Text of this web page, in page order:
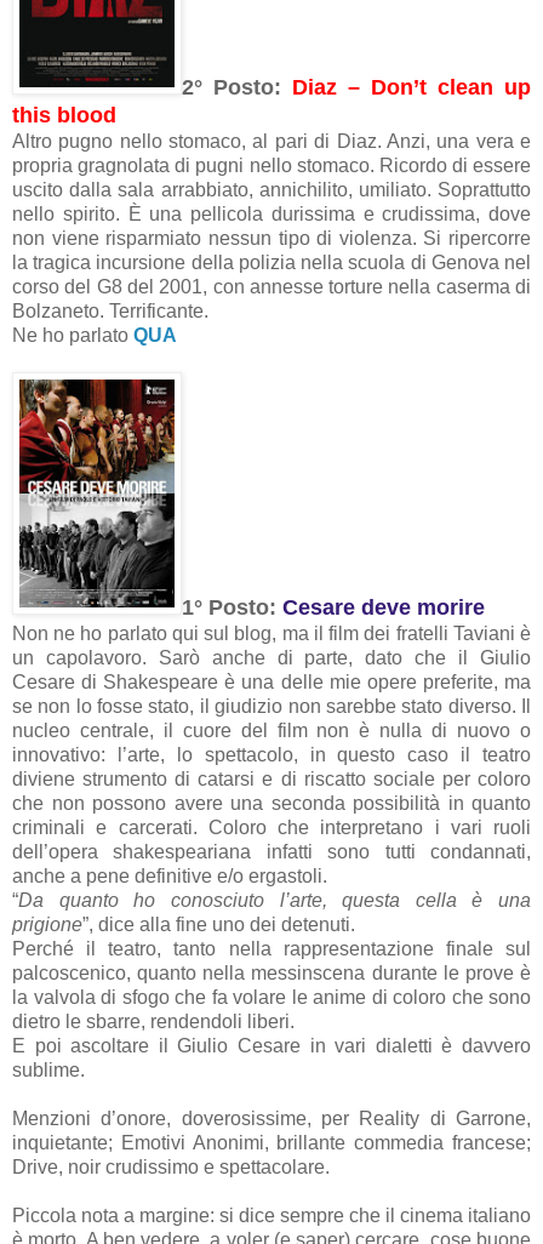
2° Posto: Diaz – Don’t clean up
this blood
Altro pugno nello stomaco, al pari di Diaz. Anzi, una vera e
propria gragnolata di pugni nello stomaco. Ricordo di essere
uscito dalla sala arrabbiato, annichilito, umiliato. Soprattutto
nello spirito. È una pellicola durissima e crudissima, dove
non viene risparmiato nessun tipo di violenza. Si ripercorre
la tragica incursione della polizia nella scuola di Genova nel
corso del G8 del 2001, con annesse torture nella caserma di
Bolzaneto. Terrificante.
Ne ho parlato QUA
1° Posto: Cesare deve morire
Non ne ho parlato qui sul blog, ma il film dei fratelli Taviani è
un capolavoro. Sarò anche di parte, dato che il Giulio
Cesare di Shakespeare è una delle mie opere preferite, ma
se non lo fosse stato, il giudizio non sarebbe stato diverso. Il
nucleo centrale, il cuore del film non è nulla di nuovo o
innovativo: l’arte, lo spettacolo, in questo caso il teatro
diviene strumento di catarsi e di riscatto sociale per coloro
che non possono avere una seconda possibilità in quanto
criminali e carcerati. Coloro che interpretano i vari ruoli
dell’opera shakespeariana infatti sono tutti condannati,
anche a pene definitive e/o ergastoli.
“Da quanto ho conosciuto l’arte, questa cella è una
prigione”, dice alla fine uno dei detenuti.
Perché il teatro, tanto nella rappresentazione finale sul
palcoscenico, quanto nella messinscena durante le prove è
la valvola di sfogo che fa volare le anime di coloro che sono
dietro le sbarre, rendendoli liberi.
E poi ascoltare il Giulio Cesare in vari dialetti è davvero
sublime.
Menzioni d’onore, doverosissime, per Reality di Garrone,
inquietante; Emotivi Anonimi, brillante commedia francese;
Drive, noir crudissimo e spettacolare.
Piccola nota a margine: si dice sempre che il cinema italiano
è morto. A ben vedere, a voler (e saper) cercare, cose buone